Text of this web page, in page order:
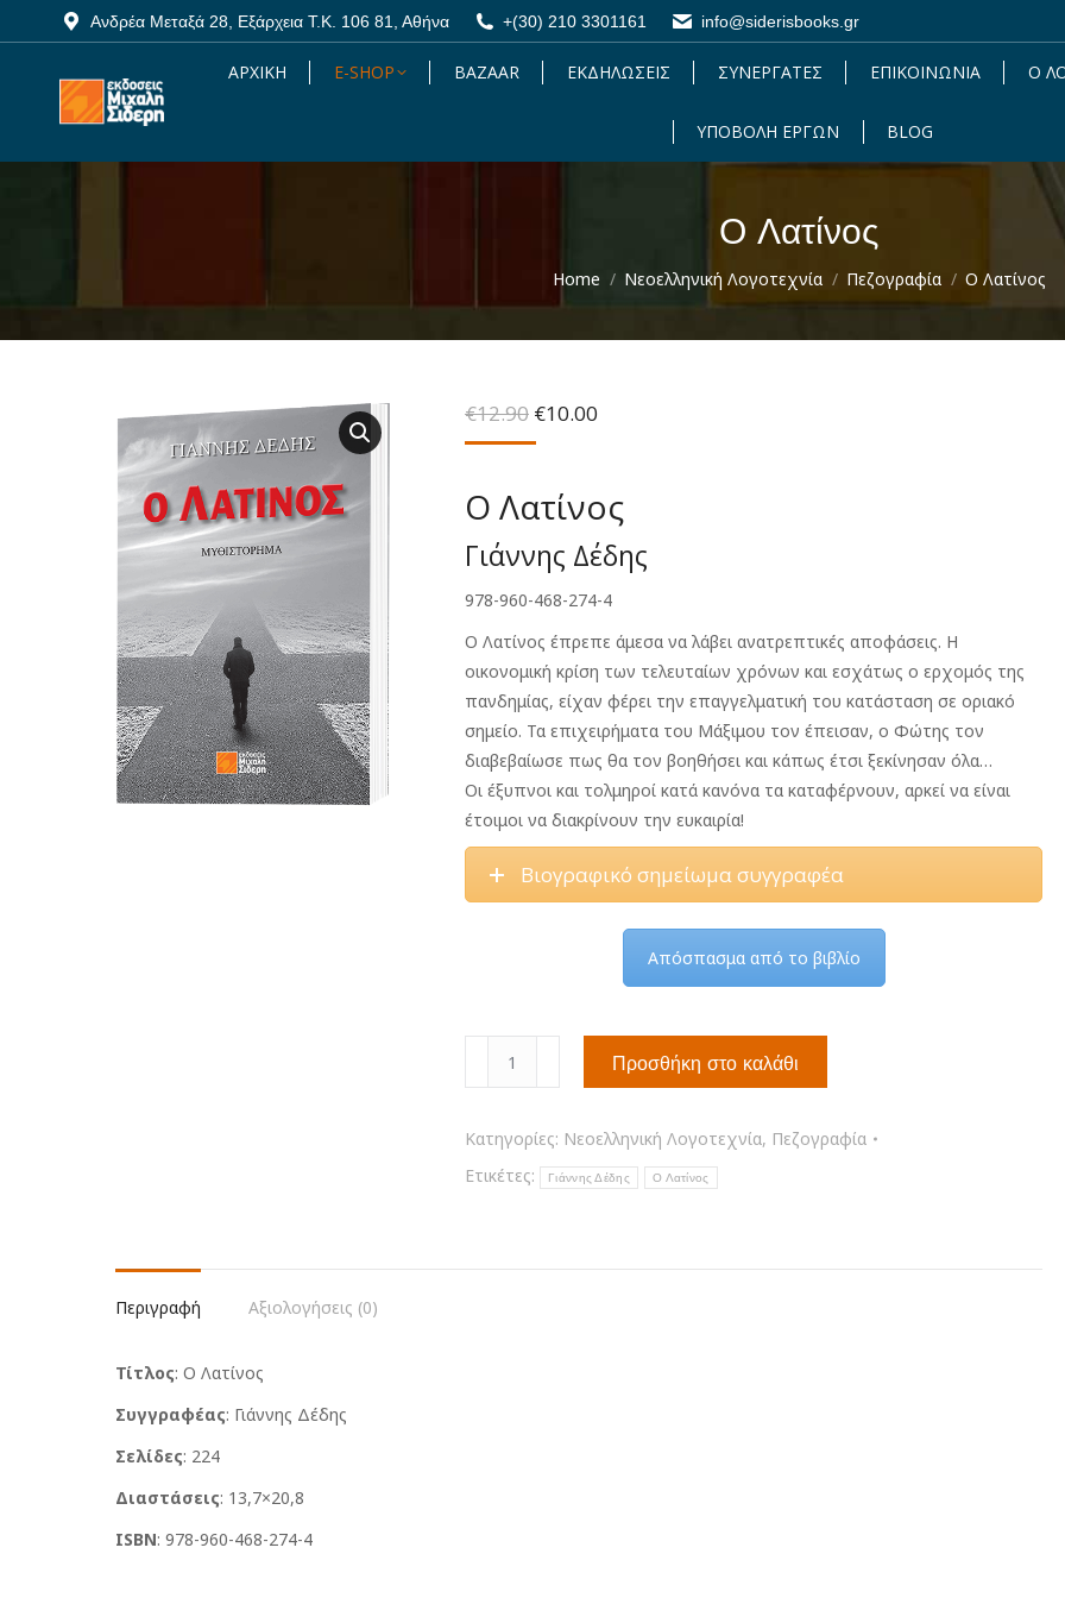
Ανδρέα Μεταξά 28, Εξάρχεια Τ.Κ. 106 81, Αθήνα +(30) 210 3301161 info@siderisbooks.gr
ΑΡΧΙΚΗ E-SHOP BAZAAR ΕΚΔΗΛΩΣΕΙΣ ΣΥΝΕΡΓΑΤΕΣ ΕΠΙΚΟΙΝΩΝΙΑ Ο
ΥΠΟΒΟΛΗ ΕΡΓΩΝ BLOG
Ο Λατίνος
You are here:
Home
Νεοελληνική Λογοτεχνία Πεζογραφία Ο Λατίνος
€12.90 Original
price
€12.90.
€10.00
€10.00.
Ο Λατίνος
Γιάννης Δέδης
978-960-468-274-4
Ο Λατίνος έπρεπε άμεσα να λάβει ανατρεπτικές αποφάσεις. Η
οικονομική κρίση των τελευταίων χρόνων και εσχάτως ο ερχομός της
πανδημίας, είχαν φέρει την επαγγελματική του κατάσταση σε οριακό
σημείο. Τα επιχειρήματα του Μάξιμου τον έπεισαν, ο Φώτης τον
διαβεβαίωσε πως θα τον βοηθήσει και κάπως έτσι ξεκίνησαν όλα…
Οι έξυπνοι και τολμηροί κατά κανόνα τα καταφέρνουν, αρκεί να είναι
έτοιμοι να διακρίνουν την ευκαιρία!
Βιογραφικό σημείωμα συγγραφέα
Απόσπασμα από το βιβλίο
Προσθήκη στο καλάθι
Κατηγορίες: Νεοελληνική Λογοτεχνία, Πεζογραφία
Ετικέτες:
Γιάννης Δέδης Ο Λατίνος
Περιγραφή Αξιολογήσεις (0)
Τίτλος: Ο Λατίνος
Συγγραφέας: Γιάννης Δέδης
Σελίδες: 224
Διαστάσεις: 13,7×20,8
ISBN: 978-960-468-274-4
Ανδρέα Μεταξά 28, Εξάρχεια Τ.Κ. 106 81, Αθήνα +(30) 210 3301161 info@siderisbooks.gr
ΑΡΧΙΚΗ E-SHOP BAZAAR ΕΚΔΗΛΩΣΕΙΣ ΣΥΝΕΡΓΑΤΕΣ ΕΠΙΚΟΙΝΩΝΙΑ Ο
ΥΠΟΒΟΛΗ ΕΡΓΩΝ BLOG